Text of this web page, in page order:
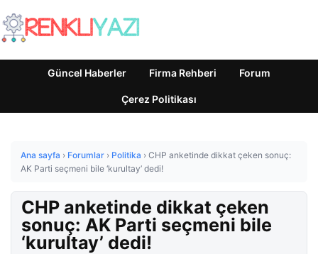
Güncel Haberler Firma Rehberi Forum
Çerez Politikası
Ana sayfa › Forumlar › Politika › CHP anketinde dikkat çeken sonuç:
AK Parti seçmeni bile ‘kurultay’ dedi!
CHP anketinde dikkat çeken
sonuç: AK Parti seçmeni bile
‘kurultay’ dedi!